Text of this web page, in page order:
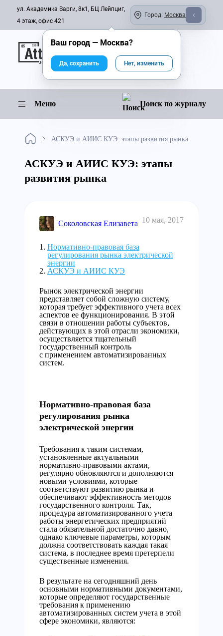
ул. Академика Варги, 8к1, БЦ Лейпциг,
4 этаж, офис 421
Город: Москва
Онлайн-журнал
Меню Поиск по журналу
АСКУЭ и АИИС КУЭ: этапы развития рынка
АСКУЭ и АИИС КУЭ: этапы
развития рынка
Соколовская Елизавета 10 мая, 2017
Нормативно-правовая база
регулирования рынка электрической
энергии
АСКУЭ и АИИС КУЭ
Рынок электрической энергии
представляет собой сложную систему,
которая требует эффективного учета всех
аспектов ее функционирования. В этой
связи в отношении работы субъектов,
действующих в этой отрасли экономики,
осуществляется тщательный
государственный контроль
с применением автоматизированных
систем.
Нормативно-правовая база
регулирования рынка
электрической энергии
Требования к таким системам,
установленные актуальными
нормативно-правовыми актами,
регулярно обновляются и дополняются
новыми условиями, которые
соответствуют развитию рынка и
обеспечивают эффективность методов
государственного контроля. Так,
процедура автоматизированного учета
работы энергетических предприятий
стала обязательной достаточно давно,
однако ключевые параметры, которым
должна соответствовать каждая такая
система, в последнее время претерпели
существенные изменения.
В результате на сегодняшний день
основными нормативными документами,
которые определяют государственные
требования к применению
автоматизированных систем учета в этой
сфере экономики, являются:
Ваш город — Москва?
Да, сохранить Нет, изменить